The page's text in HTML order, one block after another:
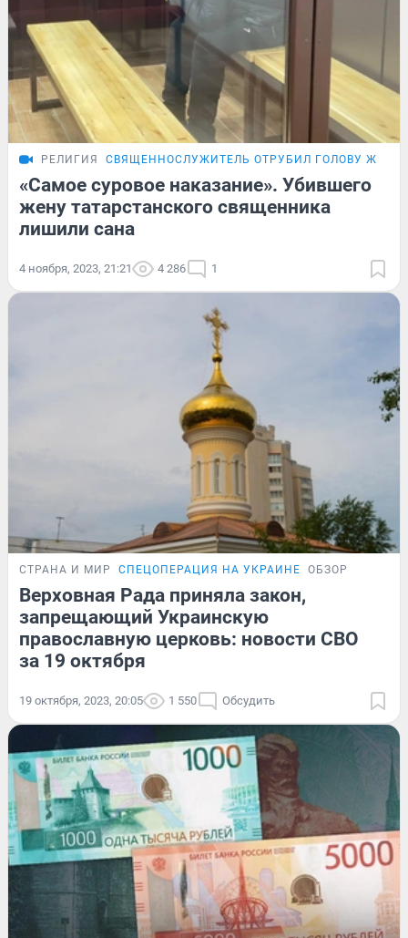
РЕЛИГИЯ СВЯЩЕННОСЛУЖИТЕЛЬ ОТРУБИЛ ГОЛОВУ ЖЕНЕ
«Самое суровое наказание». Убившего
жену татарстанского священника
лишили сана
4 ноября, 2023, 21:21 4 286 1
СТРАНА И МИР СПЕЦОПЕРАЦИЯ НА УКРАИНЕ ОБЗОР
Верховная Рада приняла закон,
запрещающий Украинскую
православную церковь: новости СВО
за 19 октября
19 октября, 2023, 20:05 1 550 Обсудить